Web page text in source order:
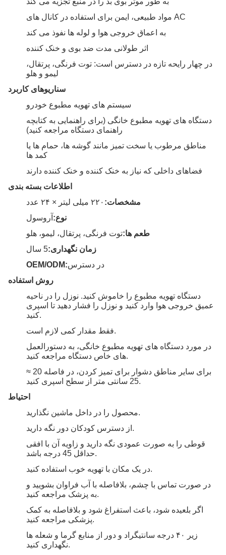
مواد طبیعی، ایمن برای استفاده در کانال های AC
به اعماق خروجی هوا و لوله ها نفوذ می کند
اثر طولانی مدت ضد بوی و خنک کننده
در چهار رایحه تازه در دسترس است: توت فرنگی، پرتقال،
لیمو و هلو
سناریوهای کاربرد
سیستم های تهویه مطبوع خودرو
دستگاه های تهویه مطبوع خانگی (برای راهنمایی به کتابچه
راهنمای دستگاه مراجعه کنید)
مناطق مرطوب یا سخت تمیز مانند گوشه ها، حمام ها یا
کمد ها
فضاهای داخلی که نیاز به خنک کننده و خنک کننده دارند
اطلاعات بسته بندی
مشخصات: ۲۲۰ میلی لیتر × ۲۴ عدد
نوع:آروسول
طعم ها:توت فرنگی، پرتقال، لیمو، هلو
زمان نگهداری:5 سال
OEM/ODM:در دسترس
روش استفاده
دستگاه تهویه مطبوع را خاموش کنید. نوزل را در ناحیه
عمیق خروجی هوا وارد کنید و نوزل را فشار دهید تا اسپری
کنید.
فقط مقدار کمی لازم است.
در مورد دستگاه های تهویه مطبوع خانگی، به دستورالعمل
های خاص دستگاه مراجعه کنید.
برای سایر مناطق دشوار برای تمیز کردن، در فاصله 20 ≈
25 سانتی متر از سطح اسپری کنید.
احتیاط
محصول را در داخل ماشین نگذارید.
از دسترس کودکان دور نگه دارید.
قوطی را به صورت عمودی نگه دارید و زاویه آن با افقی
حداقل 45 درجه باشد.
در یک مکان با تهویه خوب استفاده کنید.
در صورت تماس با چشم، بلافاصله با آب فراوان بشویید و
به پزشک مراجعه کنید.
اگر بلعیده شود، باعث استفراغ شود و بلافاصله به کمک
پزشکی مراجعه کنید.
زیر ۴۰ درجه سانتیگراد و دور از منابع گرما و شعله ها
نگهداری کنید.